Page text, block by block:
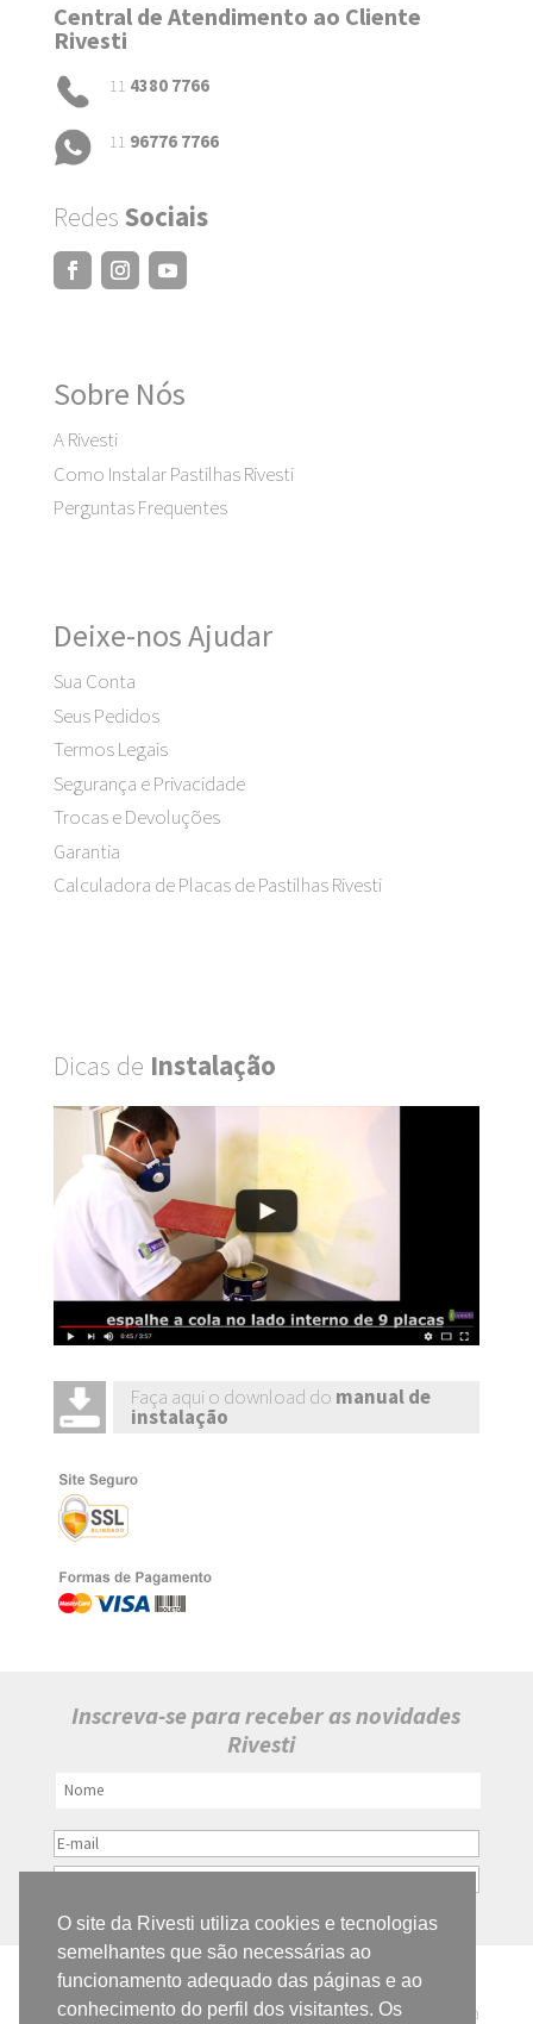
Central de Atendimento ao Cliente
Rivesti
11 4380 7766
11 96776 7766
Redes Sociais
Sobre Nós
A Rivesti
Como Instalar Pastilhas Rivesti
Perguntas Frequentes
Deixe-nos Ajudar
Sua Conta
Seus Pedidos
Termos Legais
Segurança e Privacidade
Trocas e Devoluções
Garantia
Calculadora de Placas de Pastilhas Rivesti
Dicas de Instalação
Faça aqui o download do manual de
instalação
Inscreva-se para receber as novidades
Rivesti
RIVESTI REVESTIMENTOS ECOLÓGICOS
Todos os preços e condições deste site são válidos apenas para
O site da Rivesti utiliza cookies e tecnologias
semelhantes que são necessárias ao
funcionamento adequado das páginas e ao
conhecimento do perfil dos visitantes. Os